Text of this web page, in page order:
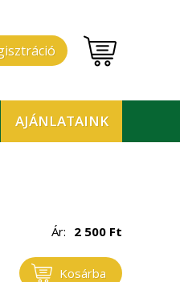
AJÁNLATAINK
Ár: 2 500 Ft
Kosárba